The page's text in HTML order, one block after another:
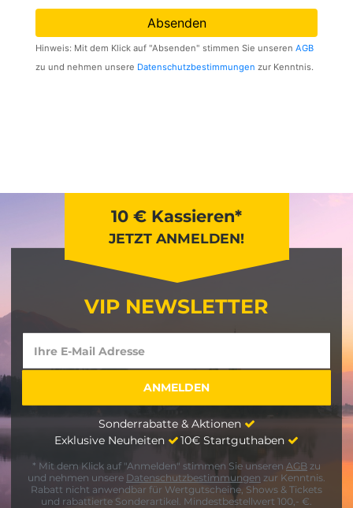
10 € Kassieren*
JETZT ANMELDEN!
VIP NEWSLETTER
Sonderrabatte & Aktionen
Exklusive Neuheiten 10€ Startguthaben
* Mit dem Klick auf "Anmelden" stimmen Sie unseren AGB zu
und nehmen unsere Datenschutzbestimmungen zur Kenntnis.
Rabatt nicht anwendbar für Wertgutscheine, Shows & Tickets
und rabattierte Sonderartikel. Mindestbestellwert 100,- €.